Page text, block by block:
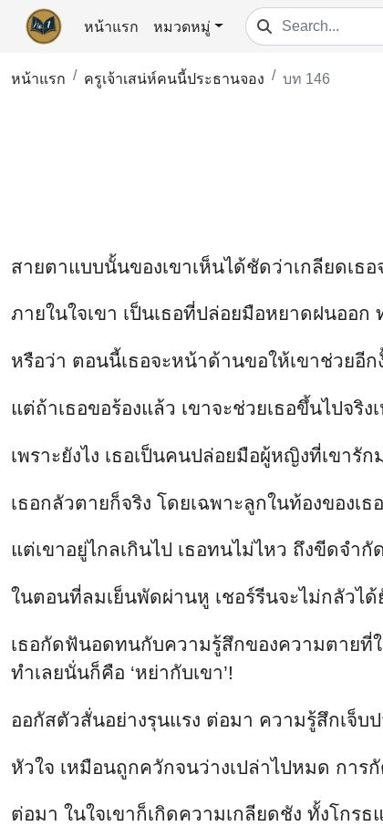
หน้าแรก หมวดหมู่
หน้าแรก ครูเจ้าเสน่ห์คนนี้ประธานจอง บท 146
สายตาแบบนั้นของเขาเห็นได้ชัดว่าเกลียดเธอ
ภายในใจเขา เป็นเธอที่ปล่อยมือหยาดฝนออ
หรือว่า ตอนนี้เธอจะหน้าด้านขอให้เขาช่วยอีก
แต่ถ้าเธอขอร้องแล้ว เขาจะช่วยเธอขึ้นไปจริง
เพราะยังไง เธอเป็นคนปล่อยมือผู้หญิงที่เขา
เธอกลัวตายก็จริง โดยเฉพาะลูกในท้องของเ
แต่เขาอยู่ไกลเกินไป เธอทนไม่ไหว ถึงขีดจ
ในตอนที่ลมเย็นพัดผ่านหู เชอร์รีนจะไม่กลัวได้
เธอกัดฟันอดทนกับความรู้สึกของความตาย
ทำเลยนั่นก็คือ ‘หย่ากับเขา’!
ออกัสตัวสั่นอย่างรุนแรง ต่อมา ความรู้สึกเจ็บ
หัวใจ เหมือนถูกควักจนว่างเปล่าไปหมด การ
ต่อมา ในใจเขาก็เกิดความเกลียดชัง ทั้งโก